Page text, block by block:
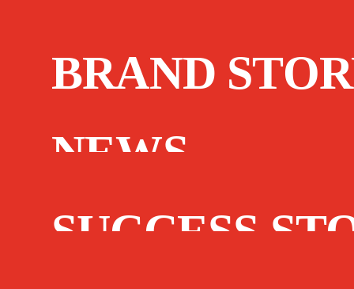
BRAND
NEWS
SUCCESS